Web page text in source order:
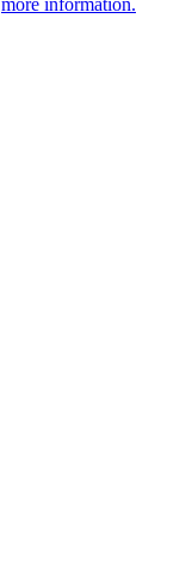
more information.